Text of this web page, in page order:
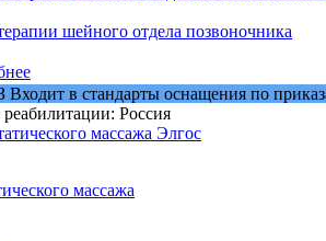
шейного отдела позвоночника
Входит в стандарты оснащения по
массажа